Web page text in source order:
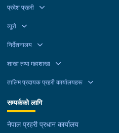
प्रदेश प्रहरी
व्यूरो
निर्देशनालय
शाखा तथा महाशाखा
तालिम प्रदायक प्रहरी कार्यालयहरू
सम्पर्कको लागि
नेपाल प्रहरी प्रधान कार्यालय